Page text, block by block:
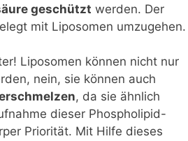
geschützt werden. Der
mit Liposomen umzugehen.
Liposomen können nicht nur
nein, sie können auch
, da sie ähnlich
dieser Phospholipid-
Priorität. Mit Hilfe dieses